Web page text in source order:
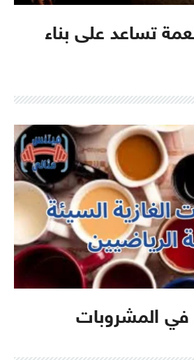
تساعد على بناء
في المشروبات